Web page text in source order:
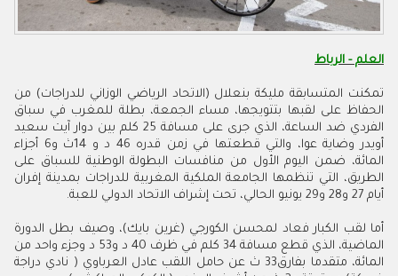
العلم - الرباط
تمكنت المتسابقة مليكة بنعلال (الاتحاد الرياضي الوزاني للدراجات) من
الحفاظ على لقبها بتتويجها، مساء الجمعة، بطلة للمغرب في سباق
الفردي ضد الساعة، الذي جرى على مسافة 25 كلم بين دوار آيت سعيد
أويدر وضاية عوا، والتي قطعتها في زمن قدره 46 د و 14ث و6 أجزاء
المائة، ضمن اليوم الأول من منافسات البطولة الوطنية للسباق على
الطريق، التي تنظمها الجامعة الملكية المغربية للدراجات بمدينة إفران
أيام 27 و28 و29 يونيو الحالي، تحت إشراف الاتحاد الدولي للعبة.
أما لقب الكبار فعاد لمحسن الكورجي (غرين بايك)، وصيف بطل الدورة
الماضية، الذي قطع مسافة 34 كلم في ظرف 40 د و53 د وجزء واحد من
المائة، متقدما بفارق33 ث عن حامل اللقب عادل العرباوي ( نادي دراجة